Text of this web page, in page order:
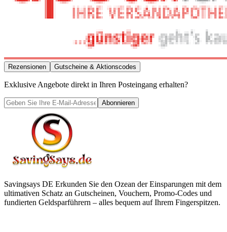
Rezensionen Gutscheine & Aktionscodes
Exklusive Angebote direkt in Ihren Posteingang erhalten?
Abonnieren
Savingsays DE Erkunden Sie den Ozean der Einsparungen mit dem
ultimativen Schatz an Gutscheinen, Vouchern, Promo-Codes und
fundierten Geldsparführern – alles bequem auf Ihrem Fingerspitzen.